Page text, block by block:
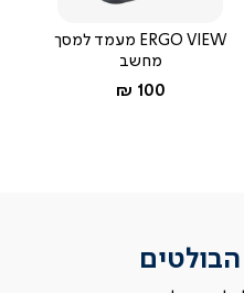
ERGO VIEW מעמד למסך
מחשב
החל מ-
100 ₪